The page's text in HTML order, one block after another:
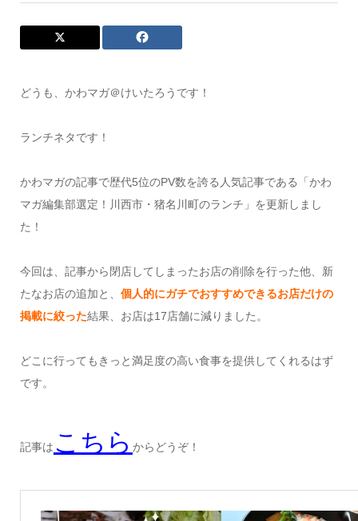
どうも、かわマガ＠けいたろうです！
ランチネタです！
かわマガの記事で歴代5位のPV数を誇る人気記事である「かわ
マガ編集部選定！川西市・猪名川町のランチ」を更新しまし
た！
今回は、記事から閉店してしまったお店の削除を行った他、新
たなお店の追加と、 個人的にガチでおすすめできるお店だけの
掲載に絞った結果、お店は17店舗に減りました。
どこに行ってもきっと満足度の高い食事を提供してくれるはず
です。
記事は こちら からどうぞ！